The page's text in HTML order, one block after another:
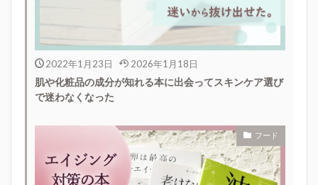
2022年1月23日 2026年1月18日
肌や化粧品の成分が知れる本に出会ってスキンケア選び
で迷わなくなった
フード